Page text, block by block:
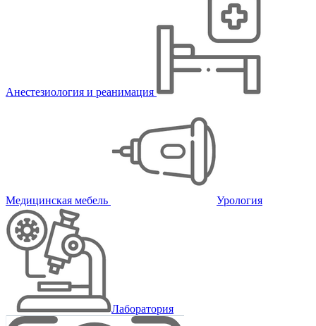
Анестезиология и реанимация
Медицинская мебель Урология
Лаборатория